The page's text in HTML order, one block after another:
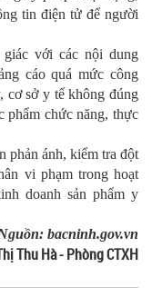
tin điện tử để người
với các nội dung
cáo quá mức công
cơ sở y tế không đúng
phẩm chức năng, thực
phản ánh, kiểm tra đột
vi phạm trong hoạt
doanh sản phẩm y
bacninh.gov.vn
Thu Hà - Phòng CTXH